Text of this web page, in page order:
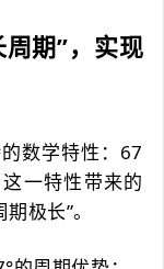
期”，实现
数学特性：67
一特性带来的
极长”。